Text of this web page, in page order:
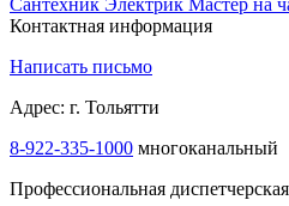
Контактная информация
Написать письмо
Адрес: г. Тольятти
8-922-335-1000 многоканальный
Профессиональная